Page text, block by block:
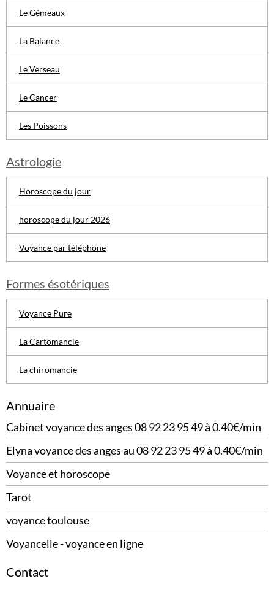
Le Gémeaux
La Balance
Le Verseau
Le Cancer
Les Poissons
Astrologie
Horoscope du jour
horoscope du jour 2026
Voyance par téléphone
Formes ésotériques
Voyance Pure
La Cartomancie
La chiromancie
Annuaire
Cabinet voyance des anges 08 92 23 95 49 à 0.40€/min
Elyna voyance des anges au 08 92 23 95 49 à 0.40€/min
Voyance et horoscope
Tarot
voyance toulouse
Voyancelle - voyance en ligne
Contact